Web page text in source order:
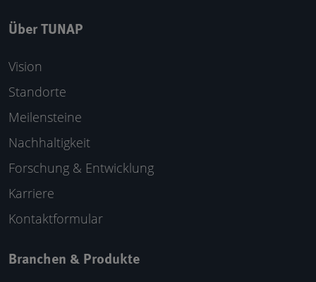
Über TUNAP
Vision
Standorte
Meilensteine
Nachhaltigkeit
Forschung & Entwicklung
Karriere
Kontaktformular
Branchen & Produkte